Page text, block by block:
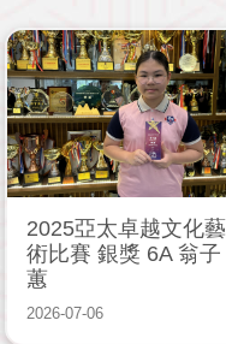
2025亞太卓越文化藝
術比賽 銀獎 6A 翁子
蕙
2026-07-06